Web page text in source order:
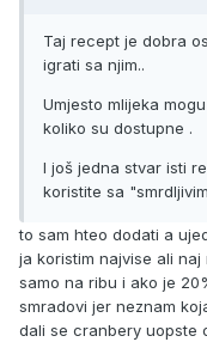
Taj recept je dobra
igrati sa njim..
Umjesto mlijeka
koliko su dostupne .
I još jedna stvar isti
koristite sa
to sam hteo dodati a
ja koristim najvise ali
samo na ribu i ako je
smradovi jer neznam
dali se cranbery uopste